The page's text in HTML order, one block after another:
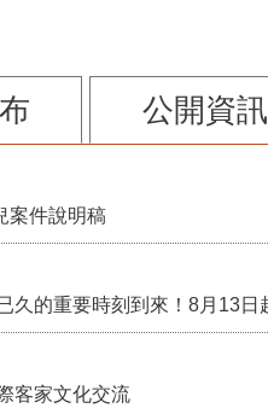
公開資訊
案件說明稿
客家文化交流